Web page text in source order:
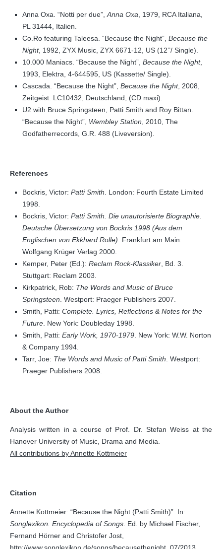
Anna Oxa. “Notti per due”, Anna Oxa , 1979, RCA Italiana,
PL 31444, Italien.
Co.Ro featuring Taleesa. “Because the Night”, Because the
Night, 1992, ZYX Music, ZYX 6671-12, US (12’’/ Single).
10.000 Maniacs. “Because the Night”, Because the Night,
1993, Elektra, 4-644595, US (Kassette/ Single).
Cascada. “Because the Night”, Because the Night, 2008,
Zeitgeist. LC10432, Deutschland, (CD maxi).
U2 with Bruce Springsteen, Patti Smith and Roy Bittan.
“Because the Night”, Wembley Station , 2010, The
Godfatherrecords, G.R. 488 (Liveversion).
References
Bockris, Victor: Patti Smith . London: Fourth Estate Limited
1998.
Bockris, Victor: Patti Smith. Die unautorisierte Biographie
Deutsche Übersetzung von Bockris 1998 (Aus dem
Englischen von Ekkhard Rolle) . Frankfurt am Main:
Wolfgang Krüger Verlag 2000.
Kemper, Peter (Ed.): Reclam Rock-Klassiker , Bd. 3.
Stuttgart: Reclam 2003.
Kirkpatrick, Rob: The Words and Music of Bruce
Springsteen . Westport: Praeger Publishers 2007.
Smith, Patti: Complete. Lyrics, Reflections & Notes for the
Future . New York: Doubleday 1998.
Smith, Patti: Early Work, 1970-1979 . New York: W.W. Norton
& Company 1994.
Tarr, Joe: The Words and Music of Patti Smith . Westport:
Praeger Publishers 2008.
About the Author
Analysis written in a course of Prof. Dr. Stefan Weiss at the
Hanover University of Music, Drama and Media.
All contributions by Annette Kottmeier
Citation
Annette Kottmeier: “Because the Night (Patti Smith)”. In:
Songlexikon. Encyclopedia of Songs . Ed. by Michael Fischer,
Fernand Hörner and Christofer Jost,